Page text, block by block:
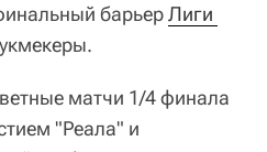
барьерЛиги
матчи 1/4 финала
"Реала" и